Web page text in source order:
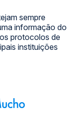
sempre
informação do
protocolos de
instituições